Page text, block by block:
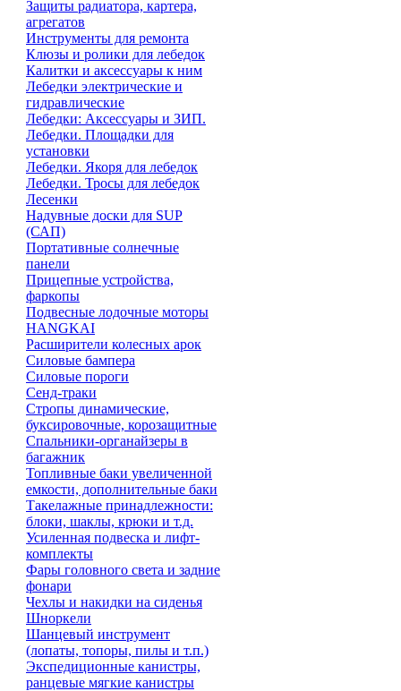
Защиты радиатора, картера,
агрегатов
Инструменты для ремонта
Клюзы и ролики для лебедок
Калитки и аксессуары к ним
Лебедки электрические и
гидравлические
Лебедки: Аксессуары и ЗИП.
Лебедки. Площадки для
установки
Лебедки. Якоря для лебедок
Лебедки. Тросы для лебедок
Лесенки
Надувные доски для SUP
(САП)
Портативные солнечные
панели
Прицепные устройства,
фаркопы
Подвесные лодочные моторы
HANGKAI
Расширители колесных арок
Силовые бампера
Силовые пороги
Сенд-траки
Стропы динамические,
буксировочные, корозащитные
Спальники-органайзеры в
багажник
Топливные баки увеличенной
емкости, дополнительные баки
Такелажные принадлежности:
блоки, шаклы, крюки и т.д.
Усиленная подвеска и лифт-
комплекты
Фары головного света и задние
фонари
Чехлы и накидки на сиденья
Шноркели
Шанцевый инструмент
(лопаты, топоры, пилы и т.п.)
Экспедиционные канистры,
ранцевые мягкие канистры